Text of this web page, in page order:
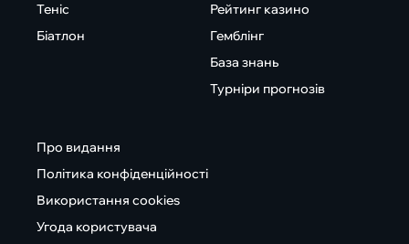
Теніс
Біатлон
Рейтинг казино
Гемблінг
База знань
Турніри прогнозів
Про видання
Політика конфіденційності
Використання cookies
Угода користувача